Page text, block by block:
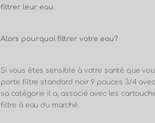
filtrer leur eau.
Alors pourquoi filtrer votre eau?
Si vous êtes sensible à votre santé que
porte filtre standard noir 9 pouces 3/4
sa catégorie il a, associé avec les
filtre à eau du marché.